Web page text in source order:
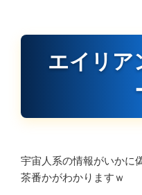
エイリア
宇宙人系の情報がいかに
茶番かがわかりますｗ